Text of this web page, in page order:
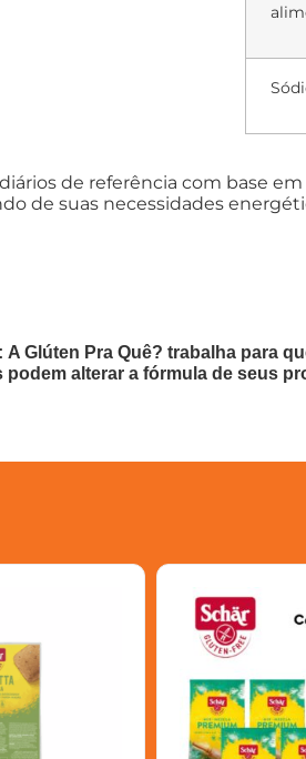
diários de referência com base
de suas necessidades
A Glúten Pra Quê? trabalha para
podem alterar a fórmula de seus